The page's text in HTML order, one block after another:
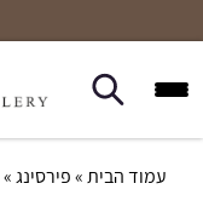
עמוד הבית»פירסינג»